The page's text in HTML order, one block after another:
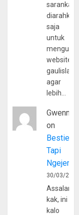
sarankan,
diarahkan
saja
untuk
website
agar
lebih…
Gwenny
on
Bestie
Tapi
30/03/
kak, ini
kalo